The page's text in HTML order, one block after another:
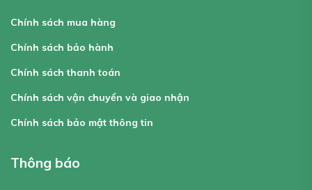
Chính sách mua hàng
Chính sách bảo hành
Chính sách thanh toán
Chính sách vận chuyển và giao nhận
Chính sách bảo mật thông tin
Thông báo